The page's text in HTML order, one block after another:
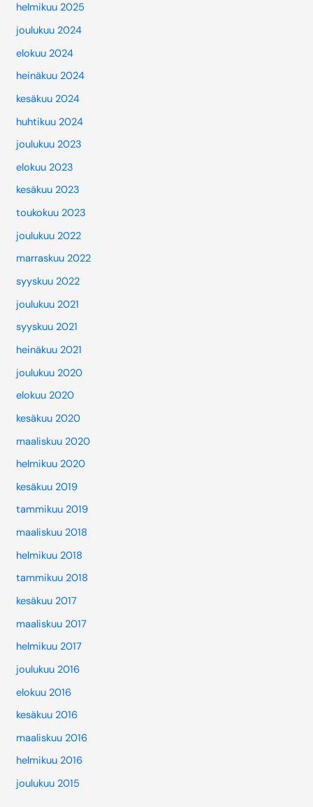
helmikuu 2025
joulukuu 2024
elokuu 2024
heinäkuu 2024
kesäkuu 2024
huhtikuu 2024
joulukuu 2023
elokuu 2023
kesäkuu 2023
toukokuu 2023
joulukuu 2022
marraskuu 2022
syyskuu 2022
joulukuu 2021
syyskuu 2021
heinäkuu 2021
joulukuu 2020
elokuu 2020
kesäkuu 2020
maaliskuu 2020
helmikuu 2020
kesäkuu 2019
tammikuu 2019
maaliskuu 2018
helmikuu 2018
tammikuu 2018
kesäkuu 2017
maaliskuu 2017
helmikuu 2017
joulukuu 2016
elokuu 2016
kesäkuu 2016
maaliskuu 2016
helmikuu 2016
joulukuu 2015